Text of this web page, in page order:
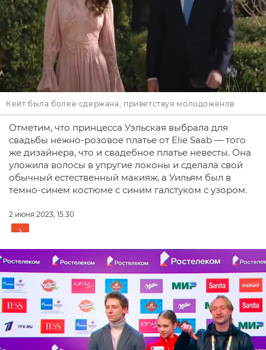
Кейт была более сдержана, приветствуя молодоженов
Отметим, что принцесса Уэльская выбрала для
свадьбы нежно-розовое платье от Elie Saab — того
же дизайнера, что и свадебное платье невесты. Она
уложила волосы в упругие локоны и сделала свой
обычный естественный макияж, а Уильям был в
темно-синем костюме с синим галстуком с узором.
2 июня 2023, 15:30